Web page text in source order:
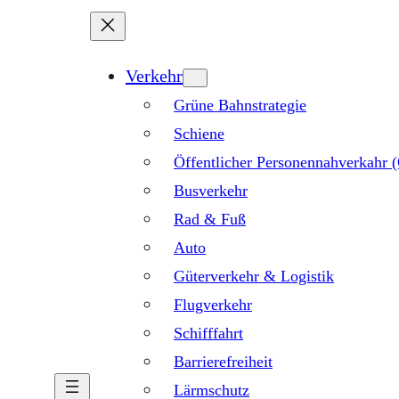
Verkehr
Grüne Bahnstrategie
Schiene
Öffentlicher Personennahverkahr
Busverkehr
Rad & Fuß
Auto
Güterverkehr & Logistik
Flugverkehr
Schifffahrt
Barrierefreiheit
Lärmschutz